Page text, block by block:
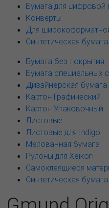
Бумага для цифровой
Конверты
Для
Синтетическая
Бумага без покрытия
Бумага специальных
Дизайнерская бумага
Картон Графический
Картон Упаковочный
Листовые
Листовые для Indigo
Мелованная бумага
Рулоны для Xeikon
Самоклеящиеся
Синтетическая